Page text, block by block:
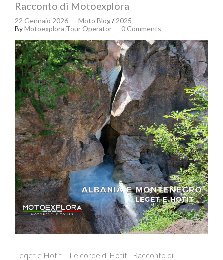
Racconto di Motoexplora
22 Gennaio 2026 Moto Blog/2025
ByMotoexplora Tour Operator 0 Comments
Leqet e Hotit – Le corde di Hotit | Racconto di